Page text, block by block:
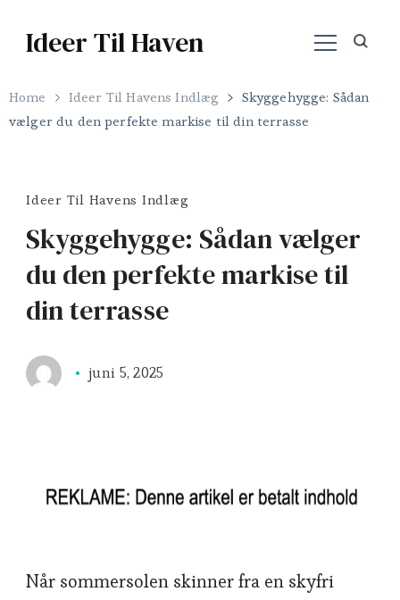
Ideer Til Haven
Home Ideer Til Havens Indlæg
Skyggehygge: Sådan
vælger du den perfekte markise til din terrasse
Ideer Til Havens Indlæg
Skyggehygge: Sådan vælger
du den perfekte markise til
din terrasse
juni 5, 2025
Når sommersolen skinner fra en skyfri